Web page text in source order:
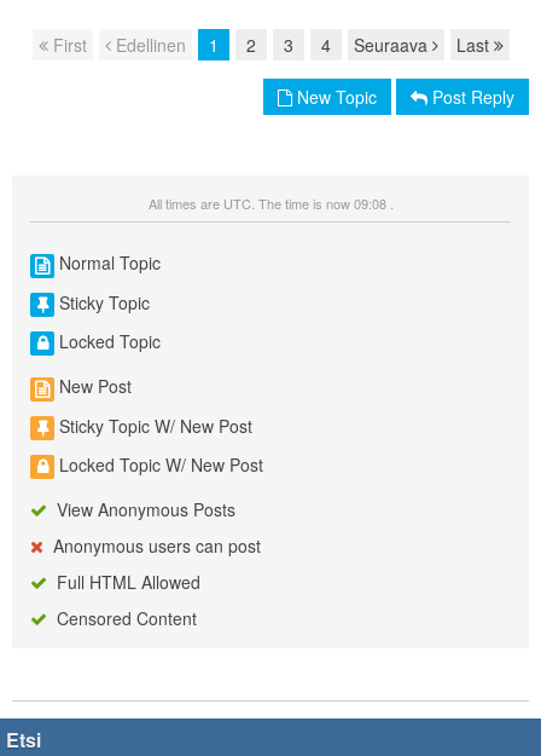
Page navigation
First Edellinen 1 2 3 4 Seuraava Last
New Topic Post Reply
All times are UTC. The time is now 09:08 .
Normal Topic
Sticky Topic
Locked Topic
New Post
Sticky Topic W/ New Post
Locked Topic W/ New Post
View Anonymous Posts
Anonymous users can post
Full HTML Allowed
Censored Content
Etsi